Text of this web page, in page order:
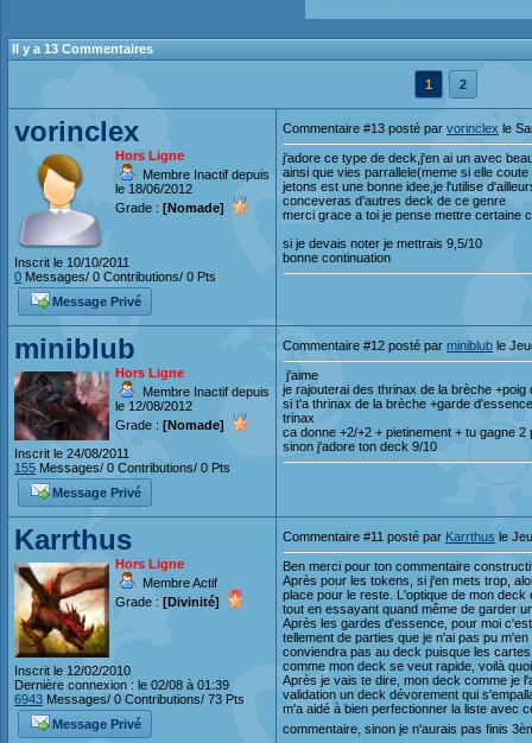
Il y a 13 Commentaires
1 2
vorinclex
Hors Ligne
Membre Inactif depuis
le 18/06/2012
Grade : [Nomade]
Inscrit le 10/10/2011
0 Messages/ 0 Contributions/ 0 Pts
Message Privé
Commentaire #13 posté par vorinclex le
j'adore ce type de deck,j'en ai un avec
ainsi que vies parrallele(meme si elle
jetons est une bonne idee,je l'utilise
conceveras d'autres deck de ce genre
merci grace a toi je pense mettre certaine
si je devais noter je mettrais 9,5/10
bonne continuation
miniblub
Hors Ligne
Membre Inactif depuis
le 12/08/2012
Grade : [Nomade]
Inscrit le 24/08/2011
155 Messages/ 0 Contributions/ 0 Pts
Message Privé
Commentaire #12 posté par miniblub le
j'aime
je rajouterai des thrinax de la brèche
si t'a thrinax de la brèche +garde
trinax
ca donne +2/+2 + pietinement + tu gagne 2
sinon j'adore ton deck 9/10
Karrthus
Hors Ligne
Membre Actif
Grade : [Divinité]
Inscrit le 12/02/2010
Dernière connexion : le 02/08 à 01:39
6943 Messages/ 0 Contributions/ 73 Pts
Message Privé
Commentaire #11 posté par Karrthus le
Ben merci pour ton commentaire
Après pour les tokens, si j'en mets trop,
place pour le reste. L'optique de mon
tout en essayant quand même de garder
Après les gardes d'essence, pour moi
tellement de parties que je n'ai pas pu
conviendra pas au deck puisque les
comme mon deck se veut rapide, voilà
Après je vais te dire, mon deck comme je
validation un deck dévorement qui
m'a aidé à bien perfectionner la liste avec
commentaire, sinon je n'aurais pas finis